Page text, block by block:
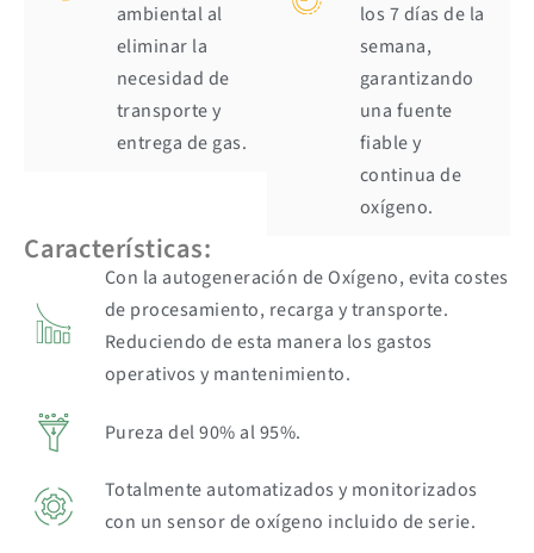
ambiental al
eliminar la
necesidad de
transporte y
entrega de gas.
los 7 días de la
semana,
garantizando
una fuente
fiable y
continua de
oxígeno.
Características:
Con la autogeneración de Oxígeno, evita costes
de procesamiento, recarga y transporte.
Reduciendo de esta manera los gastos
operativos y mantenimiento.
Pureza del 90% al 95%.
Totalmente automatizados y monitorizados
con un sensor de oxígeno incluido de serie.